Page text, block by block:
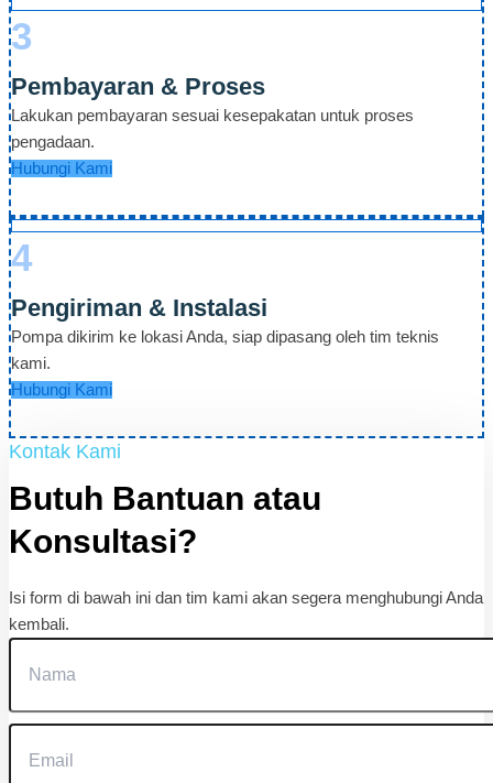
3
Pembayaran & Proses
Lakukan pembayaran sesuai kesepakatan untuk proses
pengadaan.
Hubungi Kami
4
Pengiriman & Instalasi
Pompa dikirim ke lokasi Anda, siap dipasang oleh tim teknis
kami.
Hubungi Kami
Kontak Kami
Butuh Bantuan atau
Konsultasi?
Isi form di bawah ini dan tim kami akan segera menghubungi Anda
kembali.